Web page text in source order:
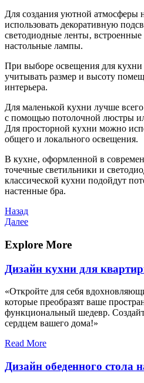
Для создания уютной атмосферы
использовать декоративную
светодиодные ленты‚
настольные лампы.
При выборе освещения для кухни
учитывать размер и высоту
интерьера.
Для маленькой кухни лучше
с помощью потолочной люстры
Для просторной кухни можно
общего и локального освещения.
В кухне‚ оформленной в
точечные светильники и
классической кухни подойдут
настенные бра.
Навигация
по
записям
Предыдущая
запись
Назад
Следующая
Далее
Explore More
Дизайн кухни для
«Откройте для себя
которые преобразят ваше
функциональный шедевр.
сердцем вашего дома!»
Read More
Дизайн обеденного стола